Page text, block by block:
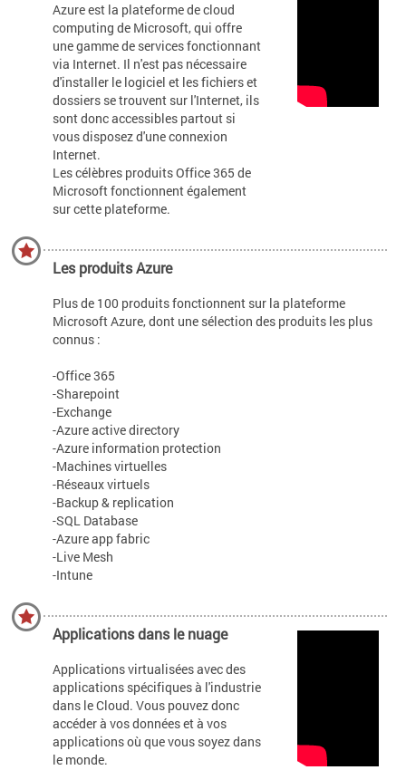
Azure est la plateforme de cloud
computing de Microsoft, qui offre
une gamme de services fonctionnant
via Internet. Il n'est pas nécessaire
d'installer le logiciel et les fichiers et
dossiers se trouvent sur l'Internet, ils
sont donc accessibles partout si
vous disposez d'une connexion
Internet.
Les célèbres produits Office 365 de
Microsoft fonctionnent également
sur cette plateforme.
Les produits Azure
Plus de 100 produits fonctionnent sur la plateforme
Microsoft Azure, dont une sélection des produits les plus
connus :
-Office 365
-Sharepoint
-Exchange
-Azure active directory
-Azure information protection
-Machines virtuelles
-Réseaux virtuels
-Backup & replication
-SQL Database
-Azure app fabric
-Live Mesh
-Intune
Applications dans le nuage
Applications virtualisées avec des
applications spécifiques à l'industrie
dans le Cloud. Vous pouvez donc
accéder à vos données et à vos
applications où que vous soyez dans
le monde.